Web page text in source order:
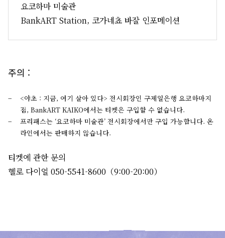
요코하마 미술관
BankART Station, 코가네쵸 바잘 인포메이션
주의 :
<야초 : 지금, 여기 살아 있다> 전시회장인 구제일은행 요코하마지
점, BankART KAIKO에서는 티켓은 구입할 수 없습니다.
프리패스는 ‘요코하마 미술관’ 전시회장에서만 구입 가능합니다. 온
라인에서는 판매하지 않습니다.
티켓에 관한 문의
헬로 다이얼 050-5541-8600（9:00-20:00）